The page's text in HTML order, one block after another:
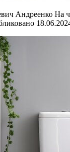
Андреенко На